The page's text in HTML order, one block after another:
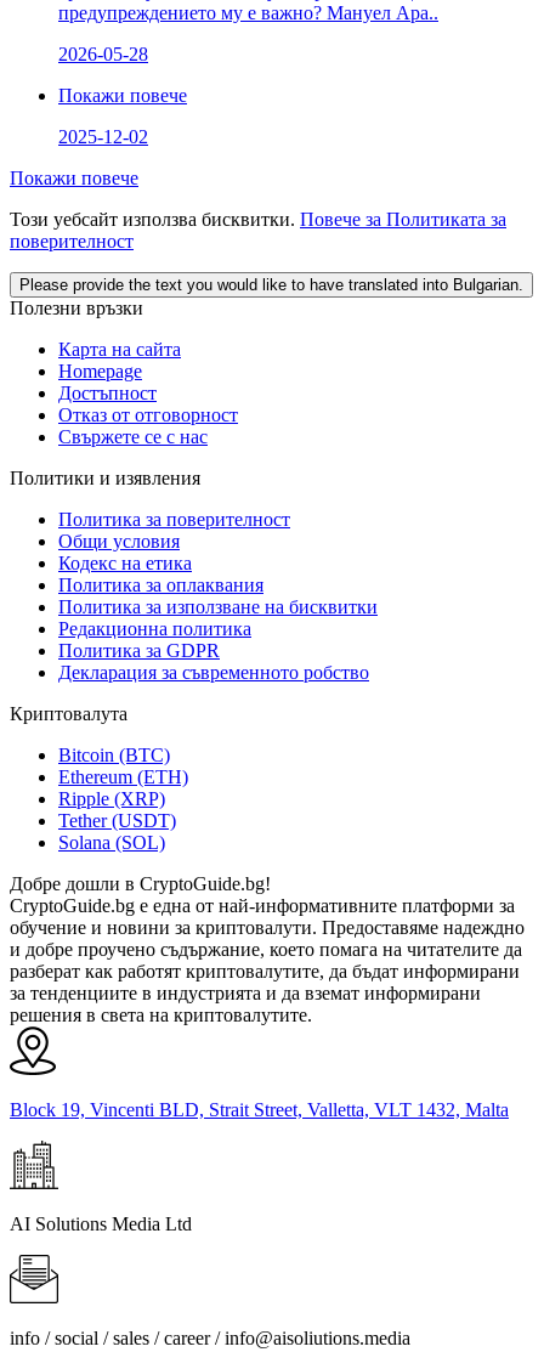
предупреждението му е важно? Мануел Ара..
2026-05-28
Покажи повече
2025-12-02
Покажи повече
Този уебсайт използва бисквитки. Повече за Политиката за
поверителност
Please provide the text you would like to have translated into Bulgarian.
Полезни връзки
Карта на сайта
Homepage
Достъпност
Отказ от отговорност
Свържете се с нас
Политики и изявления
Политика за поверителност
Общи условия
Кодекс на етика
Политика за оплаквания
Политика за използване на бисквитки
Редакционна политика
Политика за GDPR
Декларация за съвременното робство
Криптовалута
Bitcoin (BTC)
Ethereum (ETH)
Ripple (XRP)
Tether (USDT)
Solana (SOL)
Добре дошли в CryptoGuide.bg!
CryptoGuide.bg е една от най-информативните платформи за
обучение и новини за криптовалути. Предоставяме надеждно
и добре проучено съдържание, което помага на читателите да
разберат как работят криптовалутите, да бъдат информирани
за тенденциите в индустрията и да вземат информирани
решения в света на криптовалутите.
Block 19, Vincenti BLD, Strait Street, Valletta, VLT 1432, Malta
AI Solutions Media Ltd
info / social / sales / career /info@aisoliutions.media